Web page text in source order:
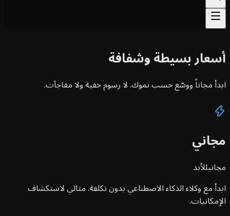
بسيطة وشفافة
مجاناً ووسّع حسب نموك. لا رسوم خفية ولا مفاجآت.
للأبد
مع وكلاء الذكاء الاصطناعي بدون تكلفة. مثالي لاستكشاف